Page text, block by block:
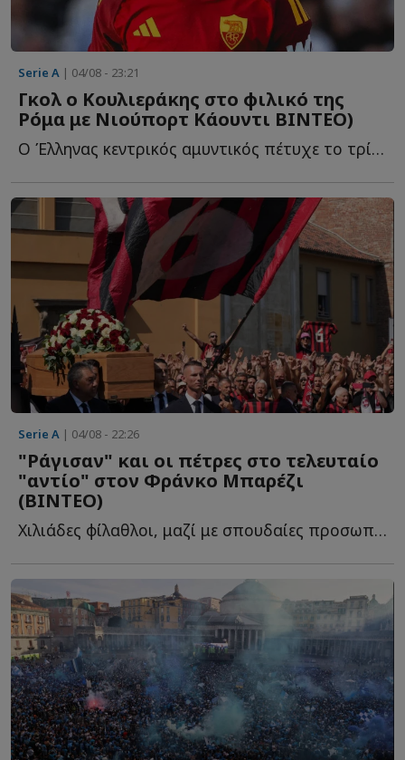
Serie A | 04/08 - 23:21
Γκολ ο Κουλιεράκης στο φιλικό της
Ρόμα με Νιούπορτ Κάουντι ΒΙΝΤΕΟ)
Ο Έλληνας κεντρικός αμυντικός πέτυχε το τρίτο γκολ τ...
Serie A | 04/08 - 22:26
"Ράγισαν" και οι πέτρες στο τελευταίο
"αντίο" στον Φράνκο Μπαρέζι
(ΒΙΝΤΕΟ)
Χιλιάδες φίλαθλοι, μαζί με σπουδαίες προσωπικότητες τ...